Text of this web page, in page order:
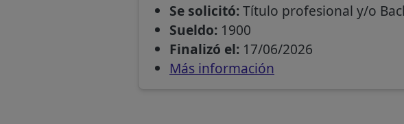
Se solicitó:Título profesional y/o
Sueldo:1900
Finalizó el:17/06/2026
Más información